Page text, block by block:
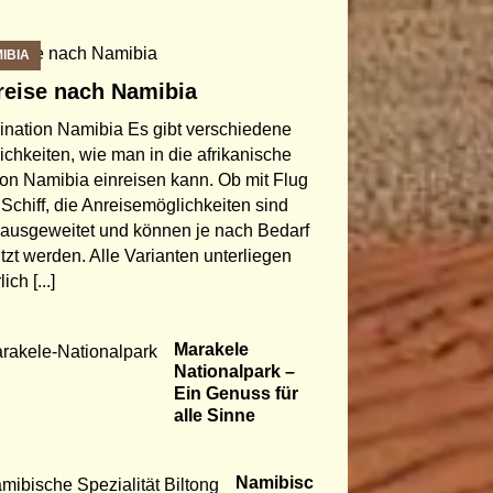
nach Namibia
Namibia Es gibt verschiedene
wie man in die afrikanische
Namibia einreisen kann. Ob mit Flug
die Anreisemöglichkeiten sind
und können je nach Bedarf
werden. Alle Varianten unterliegen
[...]
Marakele
Nationalpark –
Ein Genuss für
alle Sinne
Namibisc